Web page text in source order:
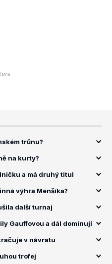
trůnu?
na kurty?
a má druhý titul
výhra Menšíka?
další turnaj
Gauffovou a dál dominují
v návratu
trofej